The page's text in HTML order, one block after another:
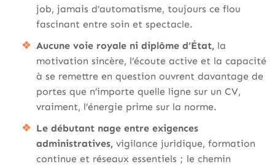
job, jamais d’automatisme, toujours ce flou
fascinant entre soin et spectacle.
Aucune voie royale ni diplôme d’État, la
motivation sincère, l’écoute active et la capacité
à se remettre en question ouvrent davantage de
portes que n’importe quelle ligne sur un CV,
vraiment, l’énergie prime sur la norme.
Le débutant nage entre exigences
administratives, vigilance juridique, formation
continue et réseaux essentiels ; le chemin